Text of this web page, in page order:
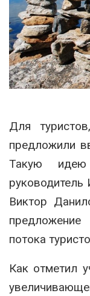
Для
предложили
Такую идею
Виктор
потока
Как отметил